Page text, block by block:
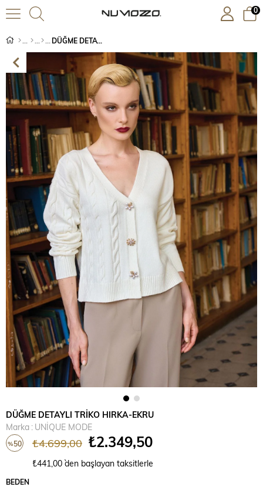
0
DÜĞME DETAYLI TRİKO HIRKA-EKRU
DÜĞME DETAYLI TRİKO HIRKA-EKRU
Marka : UNİQUE MODE
%50 ₺4.699,00 ₺2.349,50
₺441,00 `den başlayan taksitlerle
BEDEN